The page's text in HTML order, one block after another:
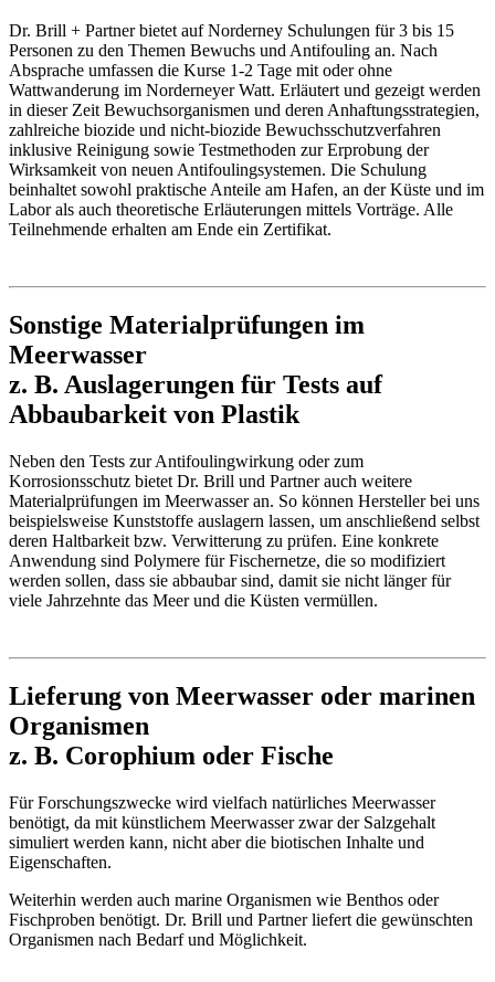
Dr. Brill + Partner bietet auf Norderney Schulungen für 3 bis 15
Personen zu den Themen Bewuchs und Antifouling an. Nach
Absprache umfassen die Kurse 1-2 Tage mit oder ohne
Wattwanderung im Norderneyer Watt. Erläutert und gezeigt werden
in dieser Zeit Bewuchsorganismen und deren Anhaftungsstrategien,
zahlreiche biozide und nicht-biozide Bewuchsschutzverfahren
inklusive Reinigung sowie Testmethoden zur Erprobung der
Wirksamkeit von neuen Antifoulingsystemen. Die Schulung
beinhaltet sowohl praktische Anteile am Hafen, an der Küste und im
Labor als auch theoretische Erläuterungen mittels Vorträge. Alle
Teilnehmende erhalten am Ende ein Zertifikat.
Sonstige Materialprüfungen im
Meerwasser
z. B. Auslagerungen für Tests auf
Abbaubarkeit von Plastik
Neben den Tests zur Antifoulingwirkung oder zum
Korrosionsschutz bietet Dr. Brill und Partner auch weitere
Materialprüfungen im Meerwasser an. So können Hersteller bei uns
beispielsweise Kunststoffe auslagern lassen, um anschließend selbst
deren Haltbarkeit bzw. Verwitterung zu prüfen. Eine konkrete
Anwendung sind Polymere für Fischernetze, die so modifiziert
werden sollen, dass sie abbaubar sind, damit sie nicht länger für
viele Jahrzehnte das Meer und die Küsten vermüllen.
Lieferung von Meerwasser oder marinen
Organismen
z. B. Corophium oder Fische
Für Forschungszwecke wird vielfach natürliches Meerwasser
benötigt, da mit künstlichem Meerwasser zwar der Salzgehalt
simuliert werden kann, nicht aber die biotischen Inhalte und
Eigenschaften.
Weiterhin werden auch marine Organismen wie Benthos oder
Fischproben benötigt. Dr. Brill und Partner liefert die gewünschten
Organismen nach Bedarf und Möglichkeit.